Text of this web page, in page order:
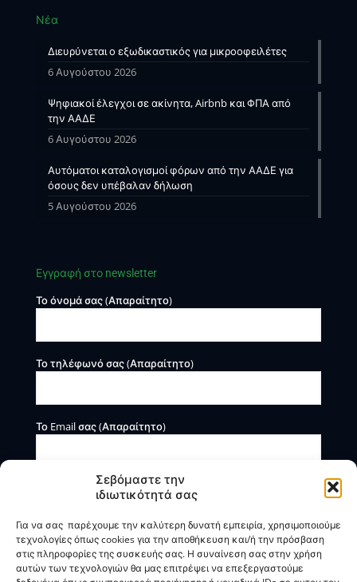
Σεβόμαστε την
ιδιωτικότητά σας
Για να σας παρέχουμε την καλύτερη δυνατή εμπειρία, χρησιμοποιούμε
τεχνολογίες όπως cookies για την αποθήκευση και/ή την πρόσβαση
στις πληροφορίες της συσκευής σας. Η συναίνεση σας στην χρήση
αυτών των τεχνολογιών θα μας επιτρέψει να επεξεργαστούμε
Νέα
Διευρύνεται ο εξωδικαστικός για μικροοφειλέτες
6 Αυγούστου 2026
Ψηφιακοί έλεγχοι σε ακίνητα, Airbnb και ΦΠΑ από
την ΑΑΔΕ
6 Αυγούστου 2026
Αυτόματοι καταλογισμοί φόρων από την ΑΑΔΕ για
όσους δεν υπέβαλαν δήλωση
5 Αυγούστου 2026
Εγγραφή στο newsletter
Το όνομά σας (Απαραίτητο)
Το τηλέφωνό σας (Απαραίτητο)
Το Email σας (Απαραίτητο)
Η BOXmind παρέχει πληροφοριακές και συμβουλευτικές